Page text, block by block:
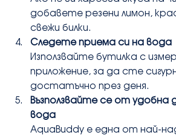
добавете резени лимон,
свежи билки.
Следете приема си на вода
Използвайте бутилка с
приложение, за да сте
достатъчно през деня.
Възползвайте се от удобна
вода
AquaBuddy е една от най-